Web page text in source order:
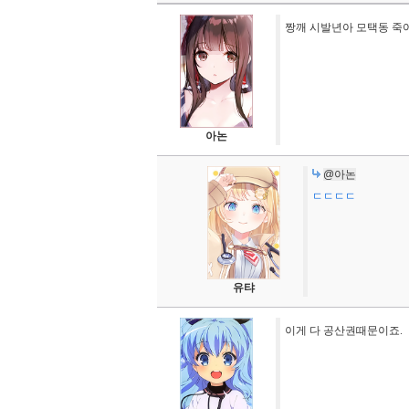
아논
짱깨 시발년아 모택동 죽
유탸
@아논
ㄷㄷㄷㄷ
이게 다 공산권때문이죠.